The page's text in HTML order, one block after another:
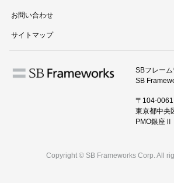
お問い合わせ
サイトマップ
SBフレー
SB
〒104-0061
東京都中央
PMO銀座Ⅱ
Copyright © SB Frameworks Corp. All